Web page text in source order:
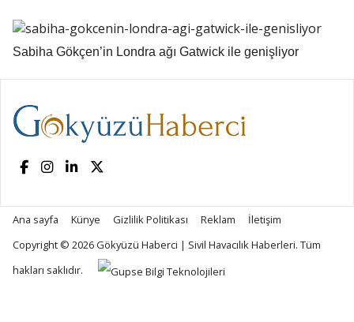
Sabiha Gökçen’in Londra ağı Gatwick ile genişliyor
Ana sayfa Künye Gizlilik Politikası Reklam
İletişim
Copyright © 2026 Gökyüzü Haberci | Sivil Havacılık Haberleri. Tüm
hakları saklıdır.